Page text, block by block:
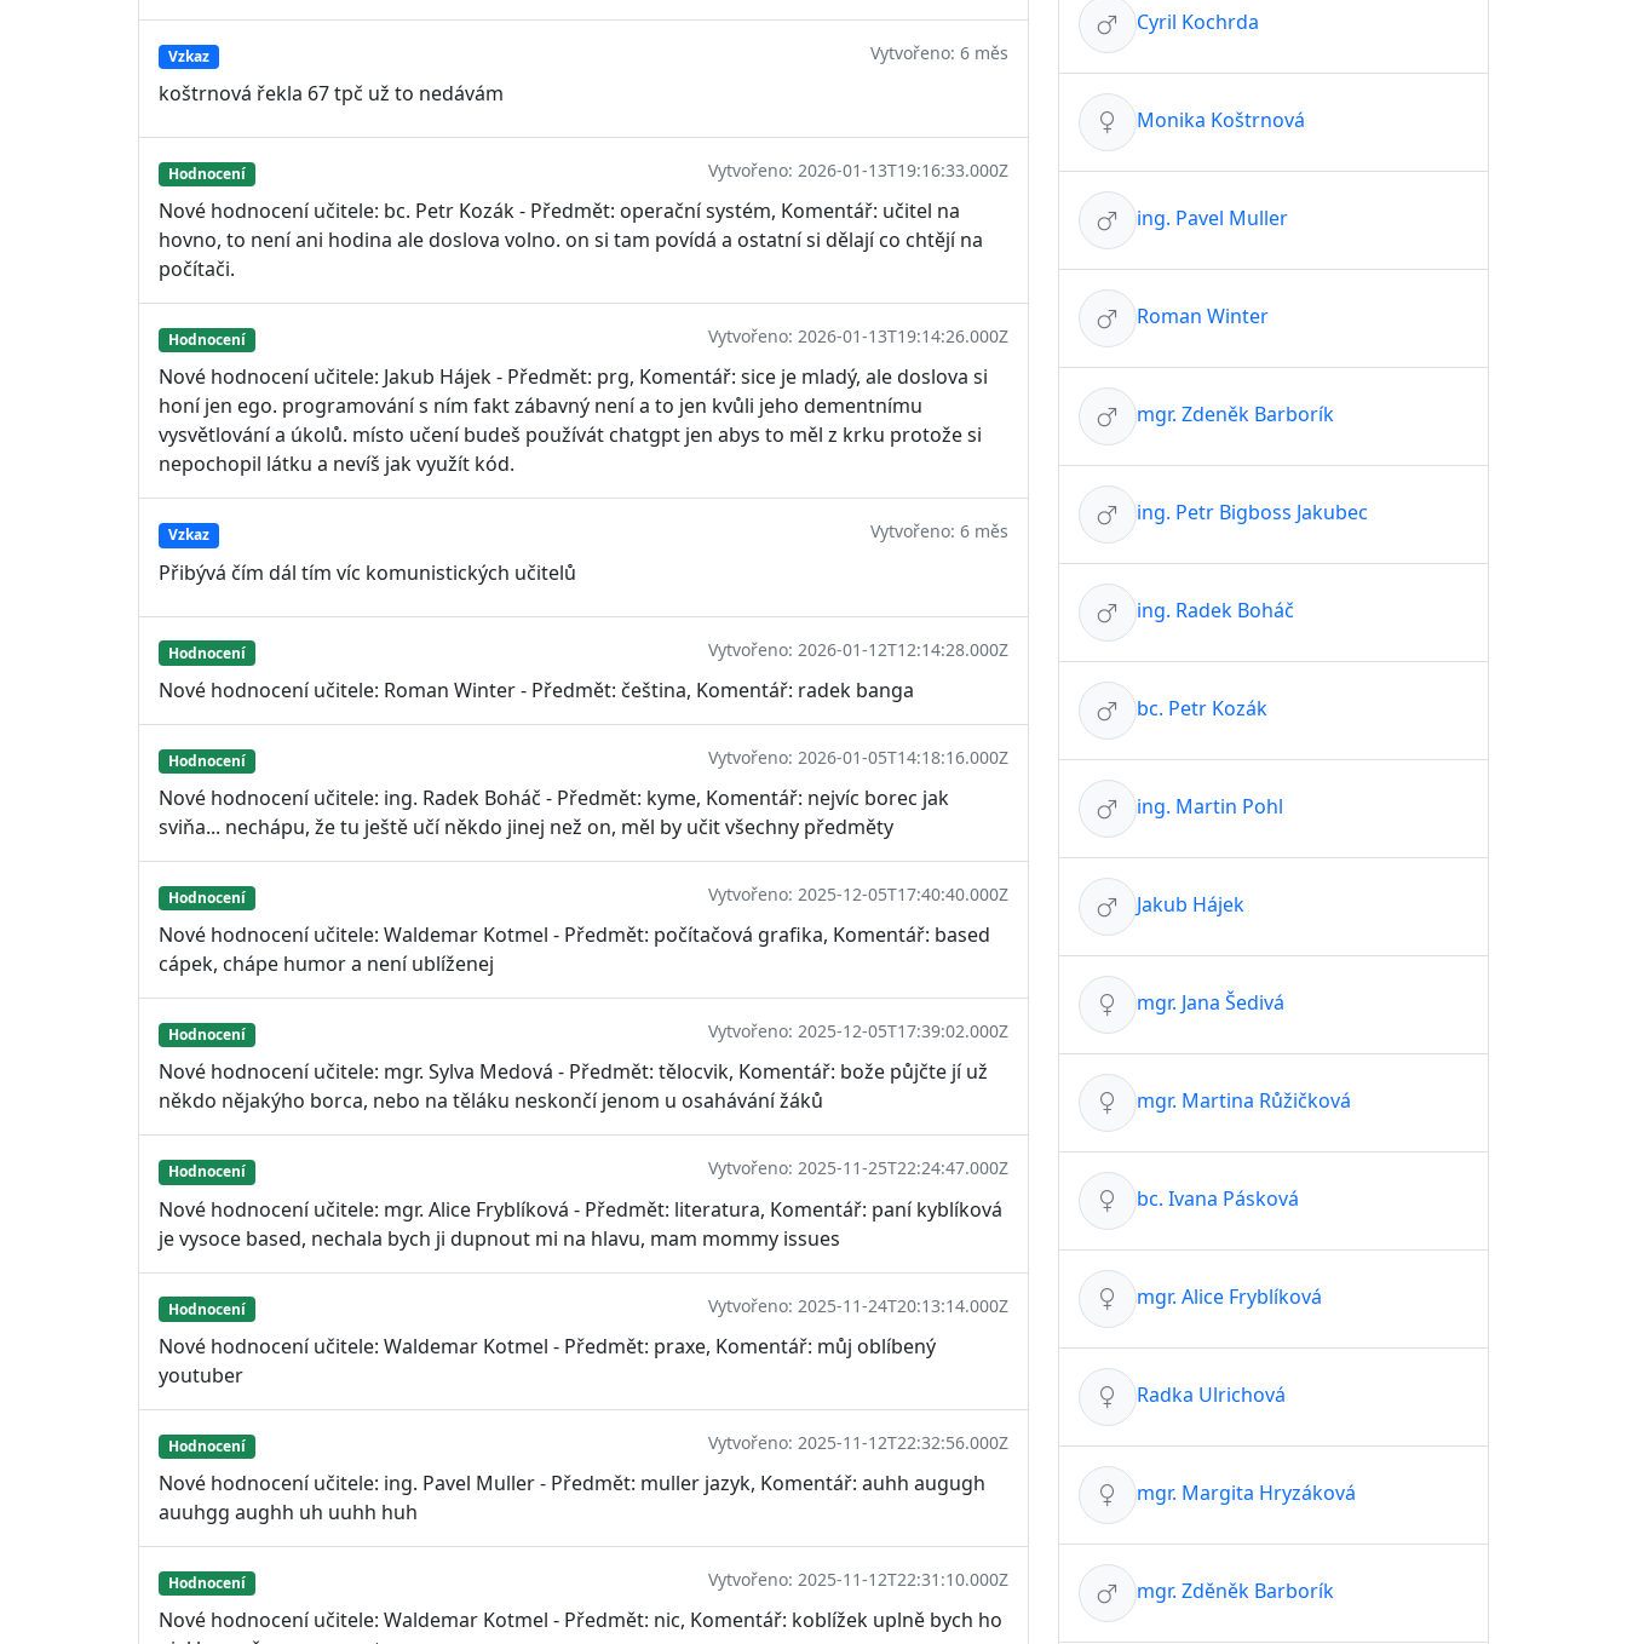
Vzkaz Vytvořeno: 6 měs
koštrnová řekla 67 tpč už to nedávám
Hodnocení Vytvořeno: 2026-01-13T19:16:33.000Z
Nové hodnocení učitele: bc. Petr Kozák - Předmět: operační systém, Komentář: učitel na
hovno, to není ani hodina ale doslova volno. on si tam povídá a ostatní si dělají co chtějí na
počítači.
Hodnocení Vytvořeno: 2026-01-13T19:14:26.000Z
Nové hodnocení učitele: Jakub Hájek - Předmět: prg, Komentář: sice je mladý, ale doslova si
honí jen ego. programování s ním fakt zábavný není a to jen kvůli jeho dementnímu
vysvětlování a úkolů. místo učení budeš používát chatgpt jen abys to měl z krku protože si
nepochopil látku a nevíš jak využít kód.
Vzkaz Vytvořeno: 6 měs
Přibývá čím dál tím víc komunistických učitelů
Hodnocení Vytvořeno: 2026-01-12T12:14:28.000Z
Nové hodnocení učitele: Roman Winter - Předmět: čeština, Komentář: radek banga
Hodnocení Vytvořeno: 2026-01-05T14:18:16.000Z
Nové hodnocení učitele: ing. Radek Boháč - Předmět: kyme, Komentář: nejvíc borec jak
sviňa... nechápu, že tu ještě učí někdo jinej než on, měl by učit všechny předměty
Hodnocení Vytvořeno: 2025-12-05T17:40:40.000Z
Nové hodnocení učitele: Waldemar Kotmel - Předmět: počítačová grafika, Komentář: based
cápek, chápe humor a není ublíženej
Hodnocení Vytvořeno: 2025-12-05T17:39:02.000Z
Nové hodnocení učitele: mgr. Sylva Medová - Předmět: tělocvik, Komentář: bože půjčte jí už
někdo nějakýho borca, nebo na těláku neskončí jenom u osahávání žáků
Hodnocení Vytvořeno: 2025-11-25T22:24:47.000Z
Nové hodnocení učitele: mgr. Alice Fryblíková - Předmět: literatura, Komentář: paní kyblíková
je vysoce based, nechala bych ji dupnout mi na hlavu, mam mommy issues
Hodnocení Vytvořeno: 2025-11-24T20:13:14.000Z
Nové hodnocení učitele: Waldemar Kotmel - Předmět: praxe, Komentář: můj oblíbený
youtuber
Hodnocení Vytvořeno: 2025-11-12T22:32:56.000Z
Nové hodnocení učitele: ing. Pavel Muller - Předmět: muller jazyk, Komentář: auhh augugh
auuhgg aughh uh uuhh huh
Hodnocení Vytvořeno: 2025-11-12T22:31:10.000Z
Nové hodnocení učitele: Waldemar Kotmel - Předmět: nic, Komentář: koblížek uplně bych ho
Cyril Kochrda
Monika Koštrnová
ing. Pavel Muller
Roman Winter
mgr. Zdeněk Barborík
ing. Petr Bigboss Jakubec
ing. Radek Boháč
bc. Petr Kozák
ing. Martin Pohl
Jakub Hájek
mgr. Jana Šedivá
mgr. Martina Růžičková
bc. Ivana Pásková
mgr. Alice Fryblíková
Radka Ulrichová
mgr. Margita Hryzáková
mgr. Zděněk Barborík